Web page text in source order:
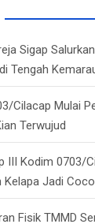
Sigap
Tengah
Cilacap Mulai
Terwujud
III Kodim 0703/
Kelapa Jadi
Fisik TMMD